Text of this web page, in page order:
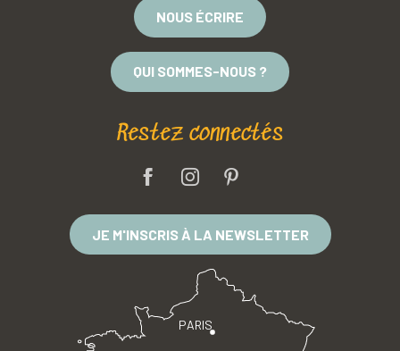
NOUS ÉCRIRE
QUI SOMMES-NOUS ?
Restez connectés
JE M'INSCRIS À LA NEWSLETTER
PARIS